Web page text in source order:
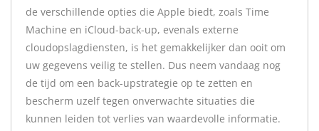
de verschillende opties die Apple biedt, zoals Time
Machine en iCloud-back-up, evenals externe
cloudopslagdiensten, is het gemakkelijker dan ooit om
uw gegevens veilig te stellen. Dus neem vandaag nog
de tijd om een back-upstrategie op te zetten en
bescherm uzelf tegen onverwachte situaties die
kunnen leiden tot verlies van waardevolle informatie.